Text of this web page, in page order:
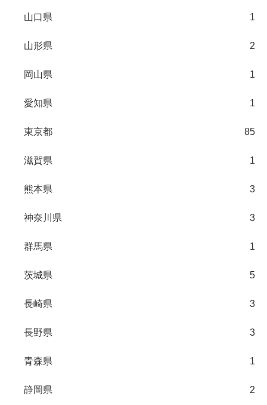
山口県 1
山形県 2
岡山県 1
愛知県 1
東京都 85
滋賀県 1
熊本県 3
神奈川県 3
群馬県 1
茨城県 5
長崎県 3
長野県 3
青森県 1
静岡県 2